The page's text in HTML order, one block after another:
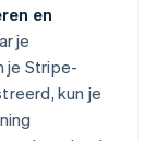
en
je
je Stripe-
kun je